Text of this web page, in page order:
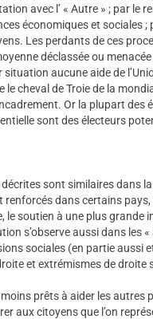
avec l’ « Autre » ; par le
économiques et sociales
Les perdants de ces
déclassée ou
aucune aide de
le cheval de Troie de la
Or la plupart des
sont des électeurs
sont similaires dans
dans certains pays,
le soutien à une plus grande
s’observe aussi dans les
sociales (en partie
et extrémismes de droite
prêts à aider les
aux citoyens que l’on